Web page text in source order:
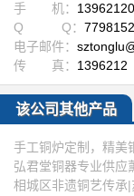
手 机：
Q Q：
电子邮件：
传 真： 1396212
该公司其他产品
手工铜炉定制，精美
弘君堂铜器专业供应
相城区非遗铜艺传承